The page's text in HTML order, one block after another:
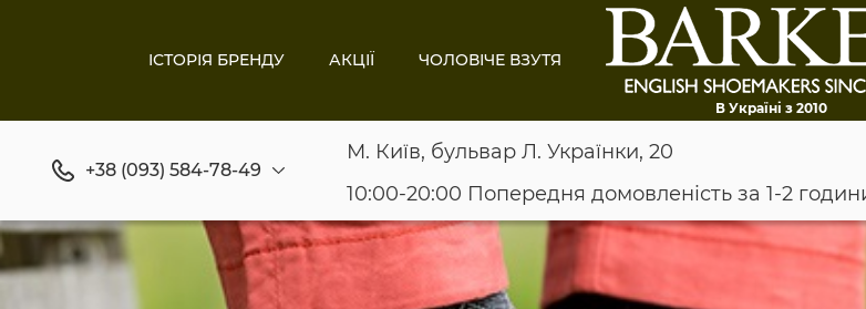
ІСТОРІЯ БРЕНДУ АКЦІЇ ЧОЛОВІЧЕ ВЗУТЯ
В Україні з 2010
+38 (093) 584-78-49
М. Київ, бульвар Л. Українки, 20
10:00-20:00 Попередня домовленість за 1-2